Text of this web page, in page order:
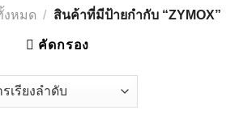
งหมด / สินค้าที่มีป้ายกำกับ “ZYMOX”
คัดกรอง